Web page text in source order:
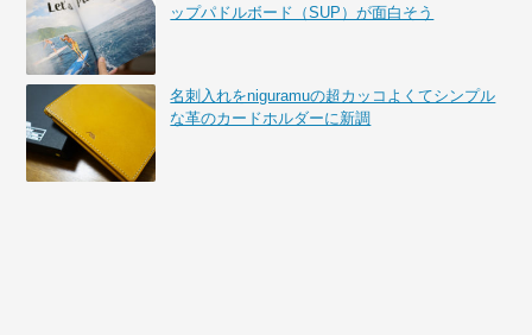
ップパドルボード（SUP）が面白そう
名刺入れをniguramuの超カッコよくてシンプル
な革のカードホルダーに新調